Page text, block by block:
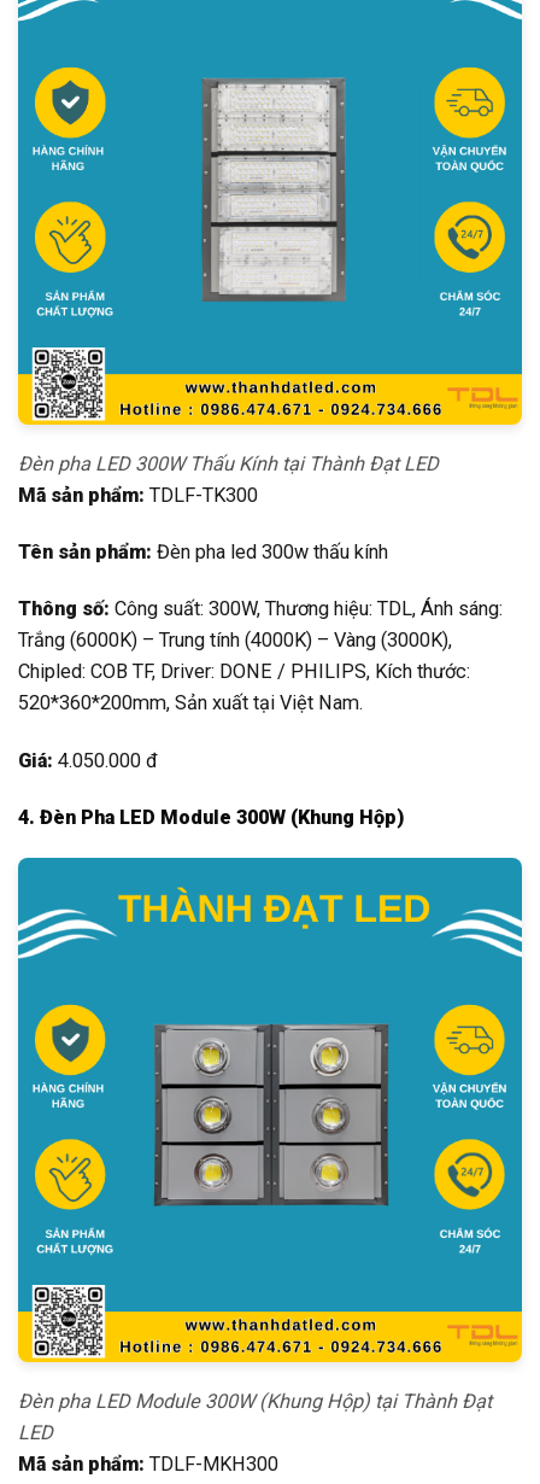
Đèn pha LED 300W Thấu Kính tại Thành Đạt LED
Mã sản phẩm: TDLF-TK300
Tên sản phẩm: Đèn pha led 300w thấu kính
Thông số: Công suất: 300W, Thương hiệu: TDL, Ánh sáng:
Trắng (6000K) – Trung tính (4000K) – Vàng (3000K),
Chipled: COB TF, Driver: DONE / PHILIPS, Kích thước:
520*360*200mm, Sản xuất tại Việt Nam.
Giá: 4.050.000 đ
4. Đèn Pha LED Module 300W (Khung Hộp)
Đèn pha LED Module 300W (Khung Hộp) tại Thành Đạt
LED
Mã sản phẩm: TDLF-MKH300